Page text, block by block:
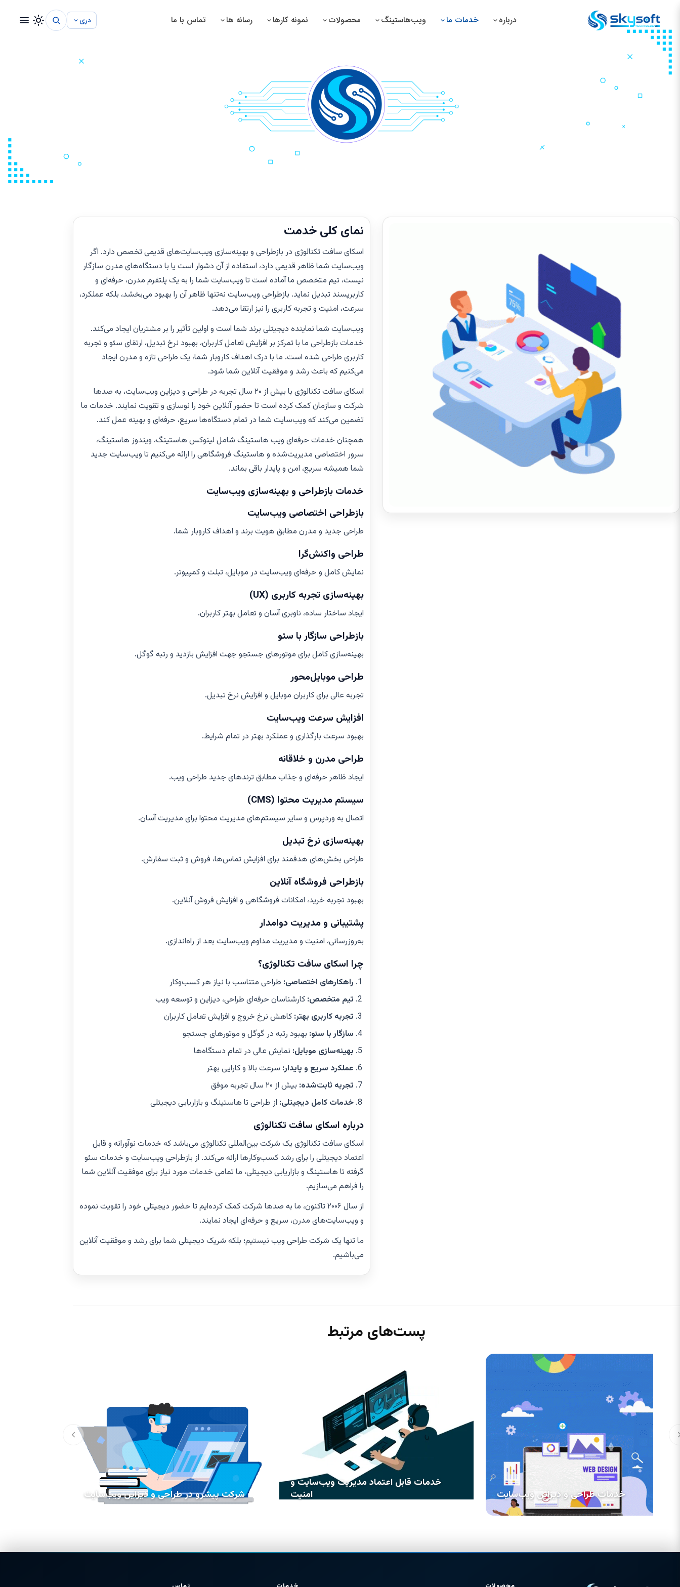
درباره خدمات ما ویب‌هاستینگ محصولات
سیستم مدیریت صرافی
سیستم مدیریت تانک تیل
سیستم مدیریت پرزه جات
سیستم مدیریت تولیدات
سیستم مدیریت منابع بشری
نمونه کارها رسانه ها تماس با ما دری
خدمات حرفه‌ای بازطراحی ویب‌سایت
نمای کلی خدمت
اسکای سافت تکنالوژی در بازطراحی و بهینه‌سازی ویب‌سایت‌های قدیمی تخصص دارد. اگر
ویب‌سایت شما ظاهر قدیمی دارد، استفاده از آن دشوار است یا با دستگاه‌های مدرن سازگار
نیست، تیم متخصص ما آماده است تا ویب‌سایت شما را به یک پلتفرم مدرن، حرفه‌ای و
کاربرپسند تبدیل نماید. بازطراحی ویب‌سایت نه‌تنها ظاهر آن را بهبود می‌بخشد، بلکه عملکرد،
سرعت، امنیت و تجربه کاربری را نیز ارتقا می‌دهد.
ویب‌سایت شما نماینده دیجیتلی برند شما است و اولین تأثیر را بر مشتریان ایجاد می‌کند.
خدمات بازطراحی ما با تمرکز بر افزایش تعامل کاربران، بهبود نرخ تبدیل، ارتقای سئو و تجربه
کاربری طراحی شده است. ما با درک اهداف کاروبار شما، یک طراحی تازه و مدرن ایجاد
می‌کنیم که باعث رشد و موفقیت آنلاین شما شود.
اسکای سافت تکنالوژی با بیش از ۲۰ سال تجربه در طراحی و دیزاین ویب‌سایت، به صدها
شرکت و سازمان کمک کرده است تا حضور آنلاین خود را نوسازی و تقویت نمایند. خدمات ما
تضمین می‌کند که ویب‌سایت شما در تمام دستگاه‌ها سریع، حرفه‌ای و بهینه عمل کند.
همچنان خدمات حرفه‌ای ویب هاستینگ شامل لینوکس هاستینگ، ویندوز هاستینگ،
سرور اختصاصی مدیریت‌شده و هاستینگ فروشگاهی را ارائه می‌کنیم تا ویب‌سایت جدید
شما همیشه سریع، امن و پایدار باقی بماند.
خدمات بازطراحی و بهینه‌سازی ویب‌سایت
بازطراحی اختصاصی ویب‌سایت
طراحی جدید و مدرن مطابق هویت برند و اهداف کاروبار شما.
طراحی واکنش‌گرا
نمایش کامل و حرفه‌ای ویب‌سایت در موبایل، تبلت و کمپیوتر.
بهینه‌سازی تجربه کاربری (UX)
ایجاد ساختار ساده، ناوبری آسان و تعامل بهتر کاربران.
بازطراحی سازگار با سئو
بهینه‌سازی کامل برای موتورهای جستجو جهت افزایش بازدید و رتبه گوگل.
طراحی موبایل‌محور
تجربه عالی برای کاربران موبایل و افزایش نرخ تبدیل.
افزایش سرعت ویب‌سایت
بهبود سرعت بارگذاری و عملکرد بهتر در تمام شرایط.
طراحی مدرن و خلاقانه
ایجاد ظاهر حرفه‌ای و جذاب مطابق ترندهای جدید طراحی ویب.
سیستم مدیریت محتوا (CMS)
اتصال به وردپرس و سایر سیستم‌های مدیریت محتوا برای مدیریت آسان.
بهینه‌سازی نرخ تبدیل
طراحی بخش‌های هدفمند برای افزایش تماس‌ها، فروش و ثبت سفارش.
بازطراحی فروشگاه آنلاین
بهبود تجربه خرید، امکانات فروشگاهی و افزایش فروش آنلاین.
پشتیبانی و مدیریت دوامدار
به‌روزرسانی، امنیت و مدیریت مداوم ویب‌سایت بعد از راه‌اندازی.
چرا اسکای سافت تکنالوژی؟
راهکارهای اختصاصی: طراحی متناسب با نیاز هر کسب‌وکار
تیم متخصص: کارشناسان حرفه‌ای طراحی، دیزاین و توسعه ویب
تجربه کاربری بهتر: کاهش نرخ خروج و افزایش تعامل کاربران
سازگار با سئو: بهبود رتبه در گوگل و موتورهای جستجو
بهینه‌سازی موبایل: نمایش عالی در تمام دستگاه‌ها
عملکرد سریع و پایدار: سرعت بالا و کارایی بهتر
تجربه ثابت‌شده: بیش از ۲۰ سال تجربه موفق
خدمات کامل دیجیتلی: از طراحی تا هاستینگ و بازاریابی دیجیتلی
درباره اسکای سافت تکنالوژی
اسکای سافت تکنالوژی یک شرکت بین‌المللی تکنالوژی می‌باشد که خدمات نوآورانه و قابل
اعتماد دیجیتلی را برای رشد کسب‌وکارها ارائه می‌کند. از بازطراحی ویب‌سایت و خدمات سئو
گرفته تا هاستینگ و بازاریابی دیجیتلی، ما تمامی خدمات مورد نیاز برای موفقیت آنلاین شما
را فراهم می‌سازیم.
از سال ۲۰۰۶ تاکنون، ما به صدها شرکت کمک کرده‌ایم تا حضور دیجیتلی خود را تقویت نموده
و ویب‌سایت‌های مدرن، سریع و حرفه‌ای ایجاد نمایند.
ما تنها یک شرکت طراحی ویب نیستیم؛ بلکه شریک دیجیتلی شما برای رشد و موفقیت آنلاین
می‌باشیم.
پست‌های مرتبط
شرکت پیشرو در طراحی و دیزاین ویب‌سایت
خدمات قابل اعتماد مدیریت ویب‌سایت و
امنیت
خدمات طراحی و دیزاین ویب‌سایت